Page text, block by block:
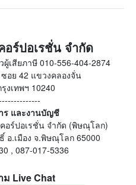
ร์ปอเรชั่น จำกัด
เสียภาษี 010-556-404-2874
อย 42 แขวงคลองจั่น
งเทพฯ 10240
ร และงานบัญชี
อร์ปอเรชั่น จำกัด (พิษณุโลก)
อ.เมือง จ.พิษณุโลก 65000
, 087-017-5336
Live Chat